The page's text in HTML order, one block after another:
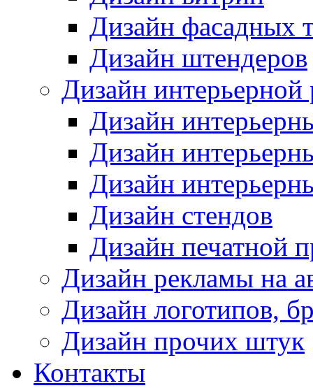
Дизайн фасадных
Дизайн штендеров
Дизайн интерьерной
Дизайн
Дизайн
Дизайн
Дизайн стендов
Дизайн печатной
Дизайн рекламы на
Дизайн логотипов,
Дизайн прочих штук
Контакты